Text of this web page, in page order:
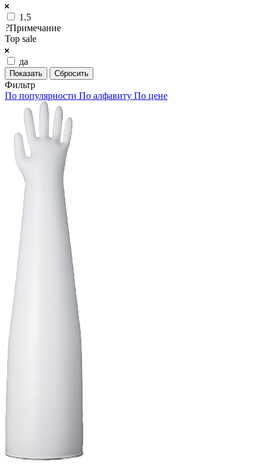
1.5
?Примечание
Top sale
да
Сбросить
Фильтр
По популярности По алфавиту По цене